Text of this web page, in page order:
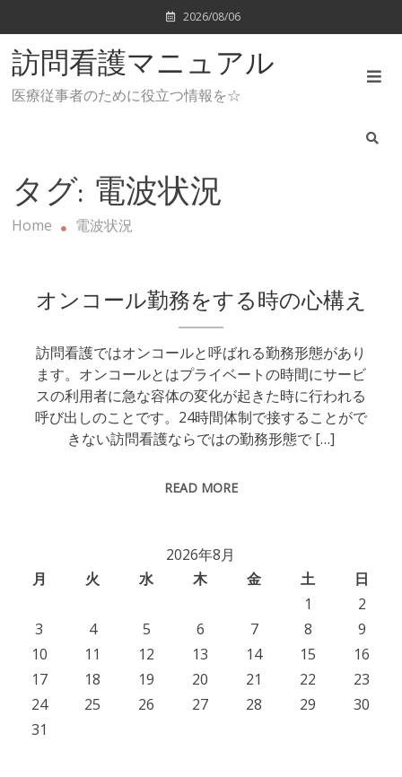
to
content
2026/08/06
訪問看護マニュアル
医療従事者のために役立つ情報を☆
タグ: 電波状況
Home 電波状況
オンコール勤務をする時の心構え
訪問看護ではオンコールと呼ばれる勤務形態があり
ます。オンコールとはプライベートの時間にサービ
スの利用者に急な容体の変化が起きた時に行われる
呼び出しのことです。24時間体制で接することがで
きない訪問看護ならではの勤務形態で […]
READ MORE
2026年8月
月
火 水 木 金 土
日
1
2
3
4 5 6 7 8
9
10
11 12 13 14 15
16
17
18 19 20 21 22
23
24
25 26 27 28 29
30
31